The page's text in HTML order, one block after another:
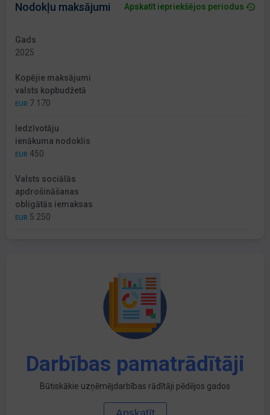
Nodokļu maksājumi Apskatīt iepriekšējos periodus
Gads
2025
Kopējie maksājumi
valsts kopbudžetā
EUR 7 170
Iedzīvotāju
ienākuma nodoklis
EUR 450
Valsts sociālās
apdrošināšanas
obligātās iemaksas
EUR 5 250
Darbības pamatrādītāji
Būtiskākie uzņēmējdarbības rādītāji pēdējos gados